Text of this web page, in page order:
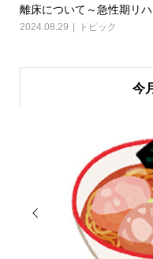
離床について～急性期リ
2024.08.29 トピック
今
